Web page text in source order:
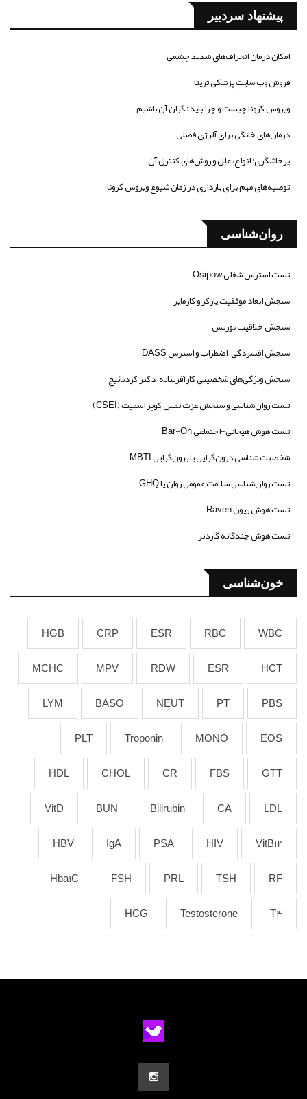
پیشنهاد سردبیر
امکان درمان انحراف‌های شدید چشمی
فروش وب سایت پزشکی تریتا
ویروس کرونا چیست و چرا باید نگران آن باشیم
درمان‌های خانگی برای آلرژی فصلی
پرخاشگری؛ انواع، علل و روش‌های کنترل آن
توصیه‌های مهم برای بارداری در زمان شیوع ویروس کرونا
روان‌شناسی
تست استرس شغلی Osipow
سنجش ابعاد موفقیت پارکر و کازمایر
سنجش خلاقیت تورنس
سنجش افسردگی، اضطراب و استرس DASS
سنجش ویژگی‌های شخصیتی کارآفرینانه، دکتر کردنائیج
تست روان‌شناسی و سنجش عزت نفس کوپر اسمیت (CSEI)
تست هوش هیجانی-اجتماعی Bar-On
شخصیت شناسی درون‌گرایی یا برون‌گرایی MBTI
تست روان‌شناسی سلامت عمومی روان یا GHQ
تست هوش ریون Raven
تست هوش چندگانه گاردنر
خون‌شناسی
WBC
RBC
ESR
CRP
HGB
HCT
ESR
RDW
MPV
MCHC
PBS
PT
NEUT
BASO
LYM
EOS
MONO
Troponin
PLT
GTT
FBS
CR
CHOL
HDL
LDL
CA
Bilirubin
BUN
VitD
VitB12
HIV
PSA
IgA
HBV
RF
TSH
PRL
FSH
Hba1C
T4
Testosterone
HCG